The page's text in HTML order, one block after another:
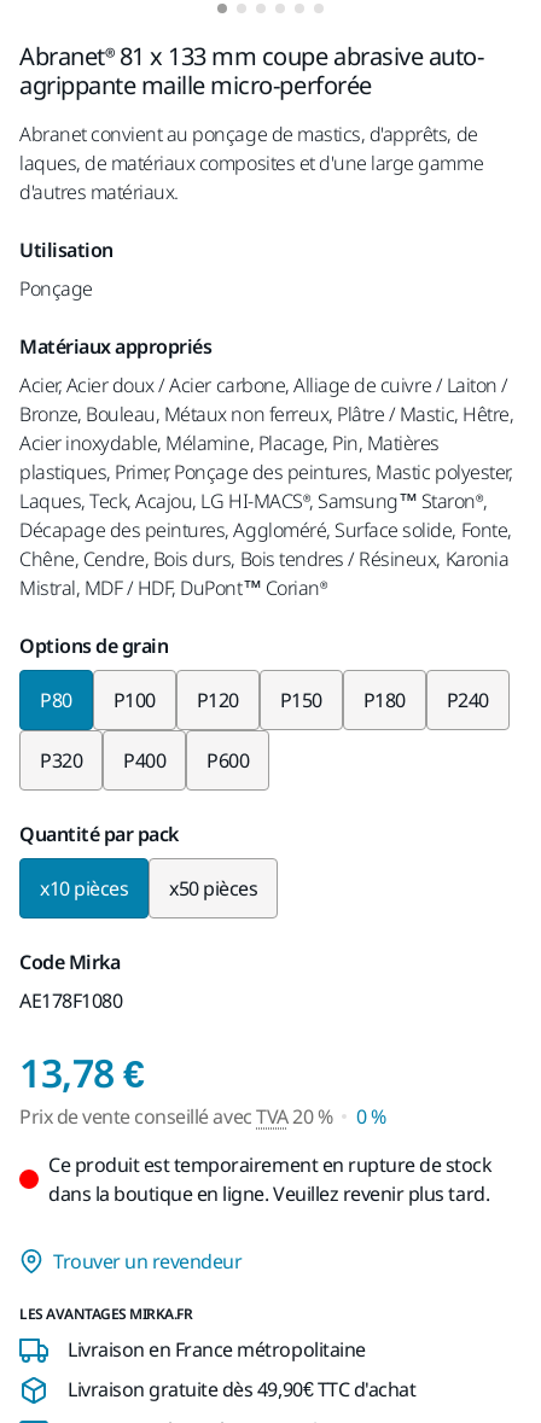
Abranet® 81 x 133 mm coupe abrasive auto-
agrippante maille micro-perforée
Abranet convient au ponçage de mastics, d'apprêts, de
laques, de matériaux composites et d'une large gamme
d'autres matériaux.
Utilisation
Ponçage
Matériaux appropriés
Acier, Acier doux / Acier carbone, Alliage de cuivre / Laiton /
Bronze, Bouleau, Métaux non ferreux, Plâtre / Mastic, Hêtre,
Acier inoxydable, Mélamine, Placage, Pin, Matières
plastiques, Primer, Ponçage des peintures, Mastic polyester,
Laques, Teck, Acajou, LG HI-MACS®, Samsung™ Staron®,
Décapage des peintures, Aggloméré, Surface solide, Fonte,
Chêne, Cendre, Bois durs, Bois tendres / Résineux, Karonia
Mistral, MDF / HDF, DuPont™ Corian®
Options de grain
P80 P100 P120 P150 P180 P240
P320 P400 P600
Quantité par pack
x10 pièces x50 pièces
Code Mirka
AE178F1080
13,78 €Prix de vente
Prix de vente conseillé avecTVA20 %
0 %
Ce produit est temporairement en rupture de stock
dans la boutique en ligne. Veuillez revenir plus tard.
Trouver un revendeur
LES AVANTAGES MIRKA.FR
Livraison en France métropolitaine
Livraison gratuite dès 49,90€ TTC d'achat